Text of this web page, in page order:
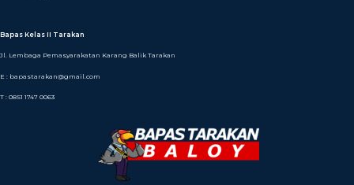
Bapas Kelas II Tarakan
Jl. Lembaga Pemasyarakatan Karang Balik Tarakan
E : bapastarakan@gmail.com
T : 0851 1747 0063